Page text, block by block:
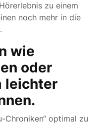
zu einem
noch mehr in die
wie
oder
leichter
Chroniken“ optimal zu